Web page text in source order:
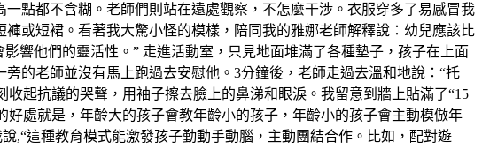
點都不含糊。老師們則站在遠處觀察，不怎麼干涉。衣服穿多了易感冒我
或短裙。看著我大驚小怪的模樣，陪同我的雅娜老師解釋說：幼兒應該比
響他們的靈活性。” 走進活動室，只見地面堆滿了各種墊子，孩子在上面
的老師並沒有馬上跑過去安慰他。3分鐘後，老師走過去溫和地說：“托
起抗議的哭聲，用袖子擦去臉上的鼻涕和眼淚。我留意到牆上貼滿了“15
處就是，年齡大的孩子會教年齡小的孩子，年齡小的孩子會主動模倣年
,“這種教育模式能激發孩子勤動手動腦，主動團結合作。比如，配對遊